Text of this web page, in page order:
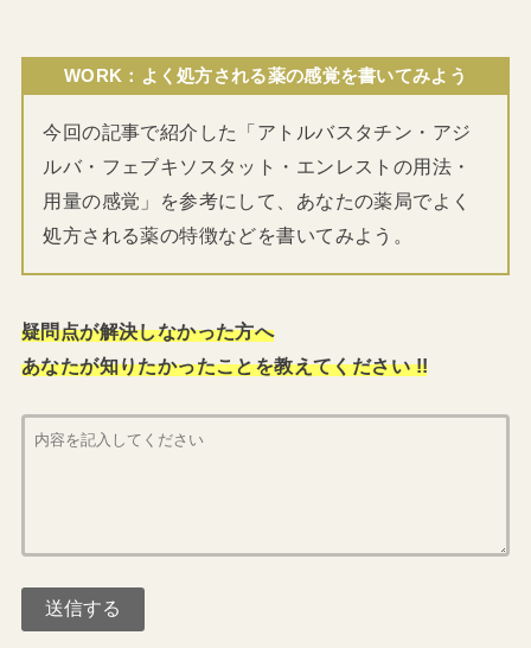
WORK：よく処方される薬の感覚を書いてみよう
今回の記事で紹介した「アトルバスタチン・アジ
ルバ・フェブキソスタット・エンレストの用法・
用量の感覚」を参考にして、あなたの薬局でよく
処方される薬の特徴などを書いてみよう。
疑問点が解決しなかった方へ
あなたが知りたかったことを教えてください !!